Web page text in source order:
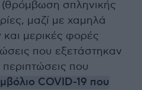
(θρόμβωση σπληνικής
μαζί με χαμηλά
και μερικές φορές
που εξετάστηκαν
που
COVID-19 που